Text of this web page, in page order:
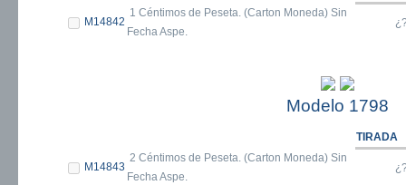
M14842
1 Céntimos de Peseta. (Carton Moneda) Sin
Fecha Aspe.
Modelo 1798
TIRADA
M14843
2 Céntimos de Peseta. (Carton Moneda) Sin
Fecha Aspe.